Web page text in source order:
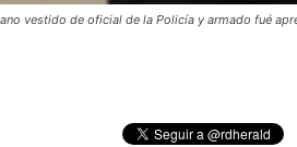
vestido de oficial de la Policía y armado fué